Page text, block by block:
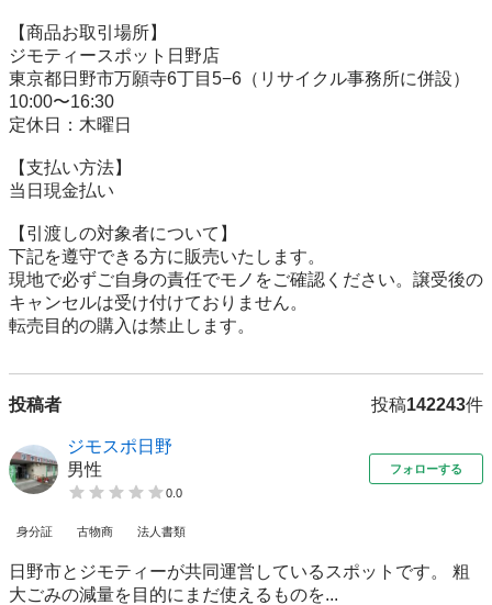
【商品お取引場所】
ジモティースポット日野店
東京都日野市万願寺6丁目5−6（リサイクル事務所に併設）
10:00〜16:30
定休日：木曜日
【⽀払い⽅法】
当日現金払い
【引渡しの対象者について】
下記を遵守できる⽅に販売いたします。
現地で必ずご⾃⾝の責任でモノをご確認ください。譲受後の
キャンセルは受け付けておりません。
転売⽬的の購⼊は禁⽌します。
投稿者 投稿142243件
ジモスポ日野
男性
0.0
フォローする
身分証 古物商 法人書類
日野市とジモティーが共同運営しているスポットです。 粗
⼤ごみの減量を⽬的にまだ使えるものを...